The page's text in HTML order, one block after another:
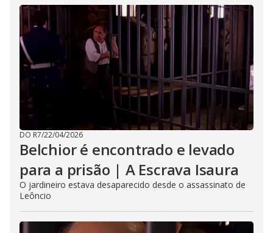
DO R7/22/04/2026
Belchior é encontrado e levado
para a prisão | A Escrava Isaura
O jardineiro estava desaparecido desde o assassinato de
Leôncio